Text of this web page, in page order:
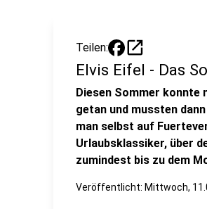
Teilen: open_in_new
Elvis Eifel - Das
Diesen Sommer konnte
getan und mussten
man selbst auf
Urlaubsklassiker, über
zumindest bis zu dem
Veröffentlicht: Mittwoch,